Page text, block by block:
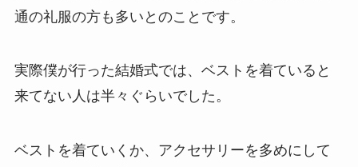
通の礼服の方も多いとのことです。
実際僕が行った結婚式では、 ベストを着ていると
来てない人は半々ぐらいでした。
ベストを着ていくか、アクセサリーを多めにして